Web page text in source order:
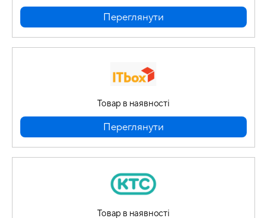
Переглянути
Товар в наявності
Переглянути
Товар в наявності